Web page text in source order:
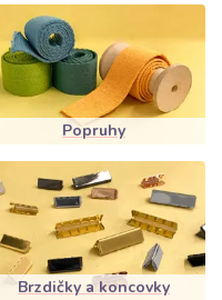
Popruhy
Brzdičky a koncovky